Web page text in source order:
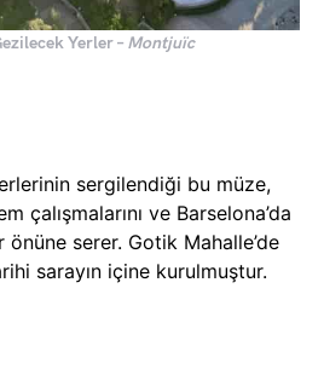
Yerler – Montjuïc
sergilendiği bu müze,
çalışmalarını ve Barselona’da
önüne serer. Gotik Mahalle’de
sarayın içine kurulmuştur.